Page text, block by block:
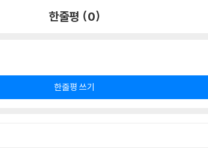
한줄평 (0)
한줄평 쓰기